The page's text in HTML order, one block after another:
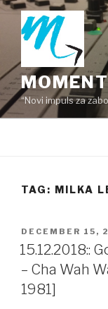
Skip
content
“Novi impuls za
TAG: MILKA
POSTED
ON
DECEMBER 15,
15.12.2018::
– Cha Wah
1981]